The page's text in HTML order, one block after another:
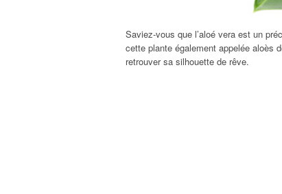
Saviez-vous que l’aloé vera est un
cette plante également appelée aloès
retrouver sa silhouette de rêve.